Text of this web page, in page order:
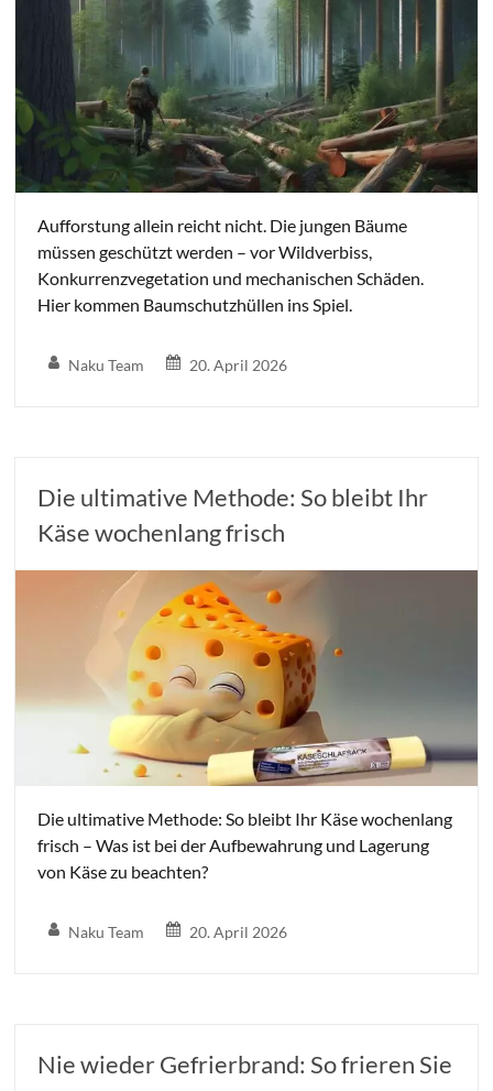
Aufforstung allein reicht nicht. Die jungen Bäume
müssen geschützt werden – vor Wildverbiss,
Konkurrenzvegetation und mechanischen Schäden.
Hier kommen Baumschutzhüllen ins Spiel.
Naku Team 20. April 2026
Die ultimative Methode: So bleibt Ihr
Käse wochenlang frisch
Die ultimative Methode: So bleibt Ihr Käse wochenlang
frisch – Was ist bei der Aufbewahrung und Lagerung
von Käse zu beachten?
Naku Team 20. April 2026
Nie wieder Gefrierbrand: So frieren Sie